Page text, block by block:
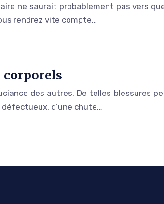
ne saurait probablement pas vers
rendrez vite compte…
corporels
des autres. De telles blessures
d’une chute…